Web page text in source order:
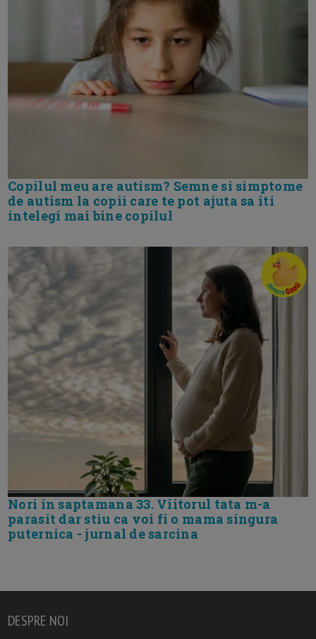
Copilul meu are autism? Semne si simptome
de autism la copii care te pot ajuta sa iti
intelegi mai bine copilul
Nori in saptamana 33. Viitorul tata m-a
parasit dar stiu ca voi fi o mama singura
puternica - jurnal de sarcina
DESPRE NOI